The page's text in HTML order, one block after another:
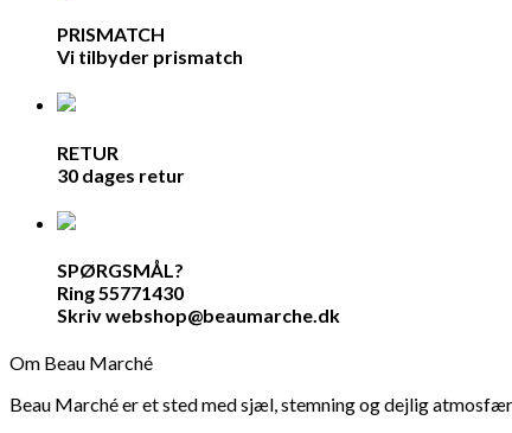
PRISMATCH
Vi tilbyder prismatch
RETUR
30 dages retur
SPØRGSMÅL?
Ring 55771430
Skriv webshop@beaumarche.dk
Om Beau Marché
Beau Marché er et sted med sjæl, stemning og dejlig